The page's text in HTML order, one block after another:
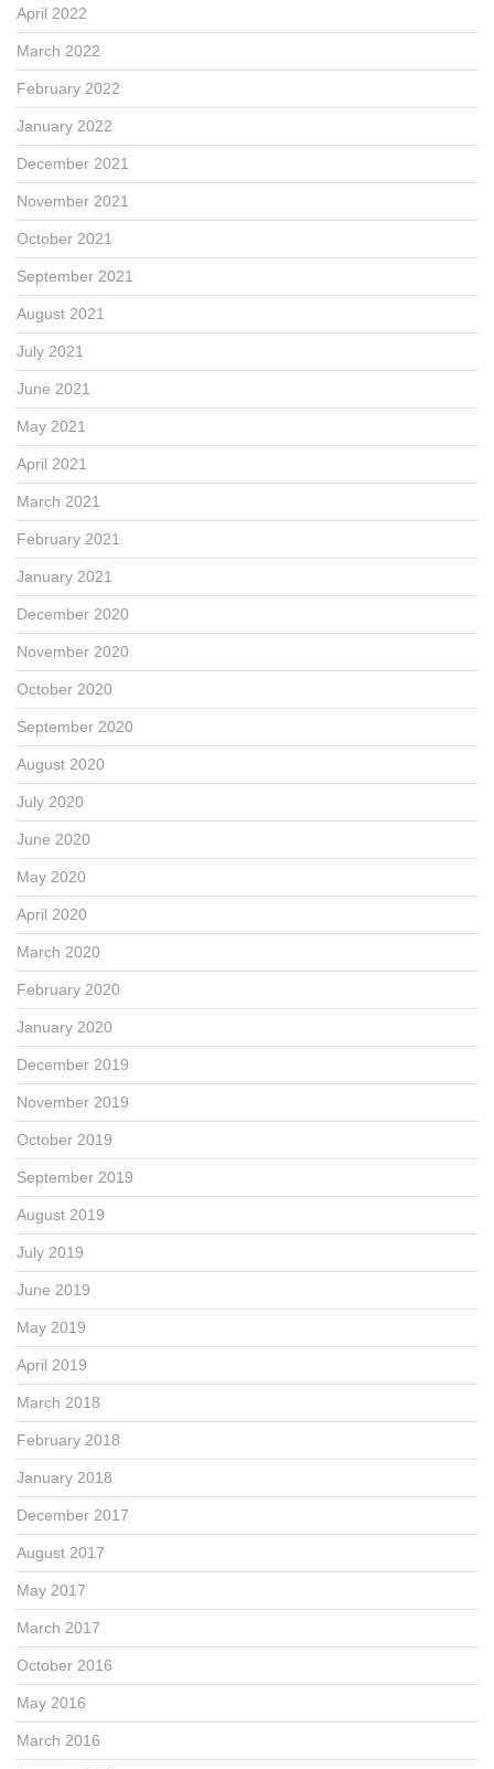
April 2022
March 2022
February 2022
January 2022
December 2021
November 2021
October 2021
September 2021
August 2021
July 2021
June 2021
May 2021
April 2021
March 2021
February 2021
January 2021
December 2020
November 2020
October 2020
September 2020
August 2020
July 2020
June 2020
May 2020
April 2020
March 2020
February 2020
January 2020
December 2019
November 2019
October 2019
September 2019
August 2019
July 2019
June 2019
May 2019
April 2019
March 2018
February 2018
January 2018
December 2017
August 2017
May 2017
March 2017
October 2016
May 2016
March 2016